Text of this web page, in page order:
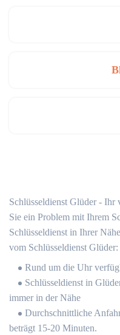
Schlüsseldienst Glüder - Ihr
Sie ein Problem mit Ihrem
Schlüsseldienst in Ihrer
vom Schlüsseldienst Glüder:
Rund um die Uhr
Schlüsseldienst in
immer in der Nähe
Durchschnittliche
beträgt 15-20 Minuten.